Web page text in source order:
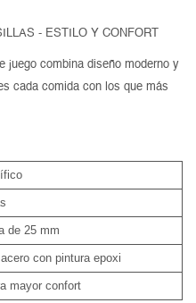
- ESTILO Y CONFORT
juego combina diseño moderno y
cada comida con los que más
de 25 mm
con pintura epoxi
mayor confort